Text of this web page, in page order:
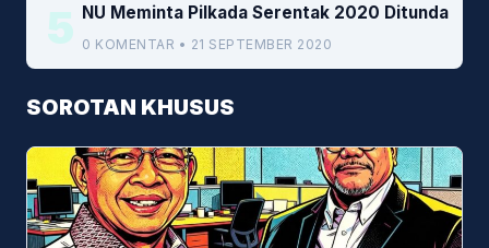
5 NU Meminta Pilkada Serentak 2020 Ditunda
0 KOMENTAR • 21 SEPTEMBER 2020
SOROTAN KHUSUS